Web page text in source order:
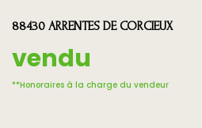
88430 ARRENTES DE CORCIEUX
vendu
**Honoraires à la charge du vendeur